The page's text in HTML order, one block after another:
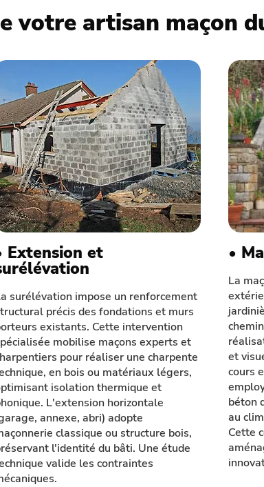
votre artisan maçon
Extension et
surélévation impose un renforcement
précis des fondations et murs
existants. Cette intervention
mobilise maçons experts et
pour réaliser une charpente
en bois ou matériaux légers,
isolation thermique et
L'extension horizontale
annexe, abri) adopte
classique ou structure bois,
l'identité du bâti. Une étude
valide les contraintes
•
La
et
cours
béton
au
Cette